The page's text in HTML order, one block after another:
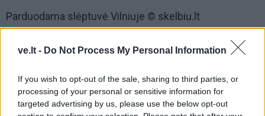
ve.lt - Do Not Process My Personal Information
If you wish to opt-out of the sale, sharing to third parties, or
processing of your personal or sensitive information for
targeted advertising by us, please use the below opt-out
Parduodama slėptuvė Vilniuje © skelbiu.lt